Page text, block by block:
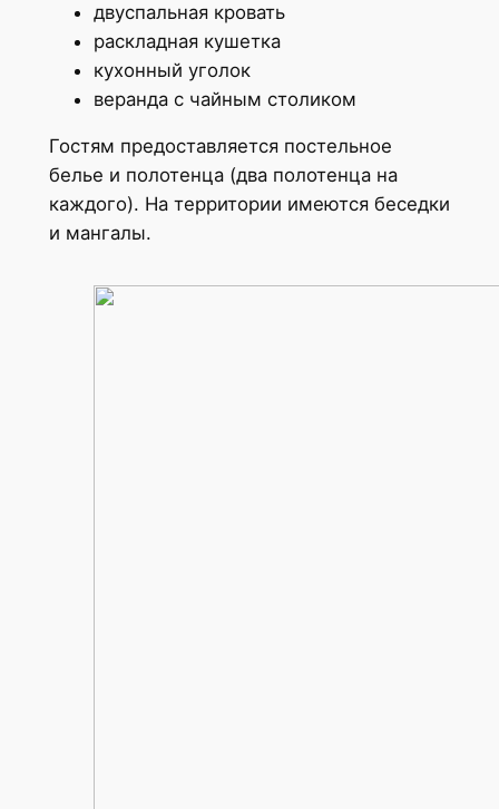
двуспальная кровать
раскладная кушетка
кухонный уголок
веранда с чайным столиком
Гостям предоставляется постельное
белье и полотенца (два полотенца на
каждого). На территории имеются беседки
и мангалы.